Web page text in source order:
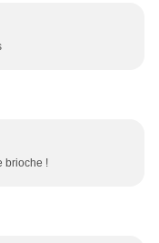
brioche !